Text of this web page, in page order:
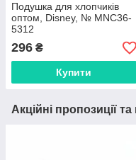
Подушка для хлопчиків
оптом, Disney, № MNC36-
5312
296 ₴
Купити
Акційні пропозиції